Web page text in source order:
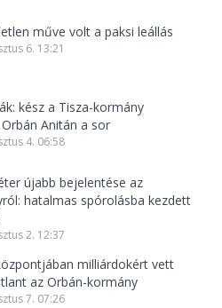
műve volt a paksi leállás
6. 13:21
kész a Tisza-kormány
Anitán a sor
4. 06:58
újabb bejelentése az
hatalmas spórolásba kezdett
2. 12:37
milliárdokért vett
az Orbán-kormány
7. 07:26